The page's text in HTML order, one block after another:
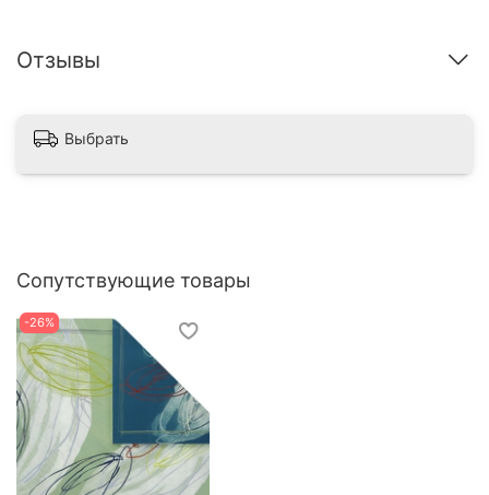
Отзывы
Выбрать
Сопутствующие товары
-26%